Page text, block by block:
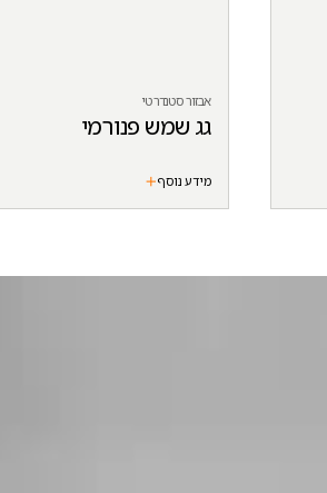
אבזור סטנדרטי
גג שמש פנורמי
מידע נוסף